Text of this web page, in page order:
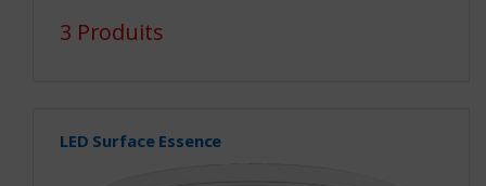
3 Produits
LED Surface Essence